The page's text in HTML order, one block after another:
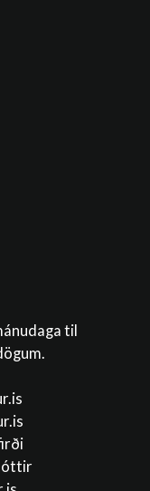
til